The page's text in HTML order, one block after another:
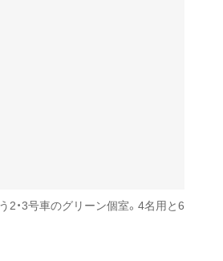
2・3号車のグリーン個室。4名用と6